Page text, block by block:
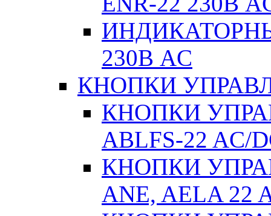
230В AC
КНОПКИ
КНОПКИ
ABLFS-22 AC/
КНОПКИ
ANE, AELA 22